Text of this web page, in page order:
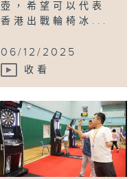
壺，希望可以代表
香港出戰輪椅冰...
06/12/2025
收看